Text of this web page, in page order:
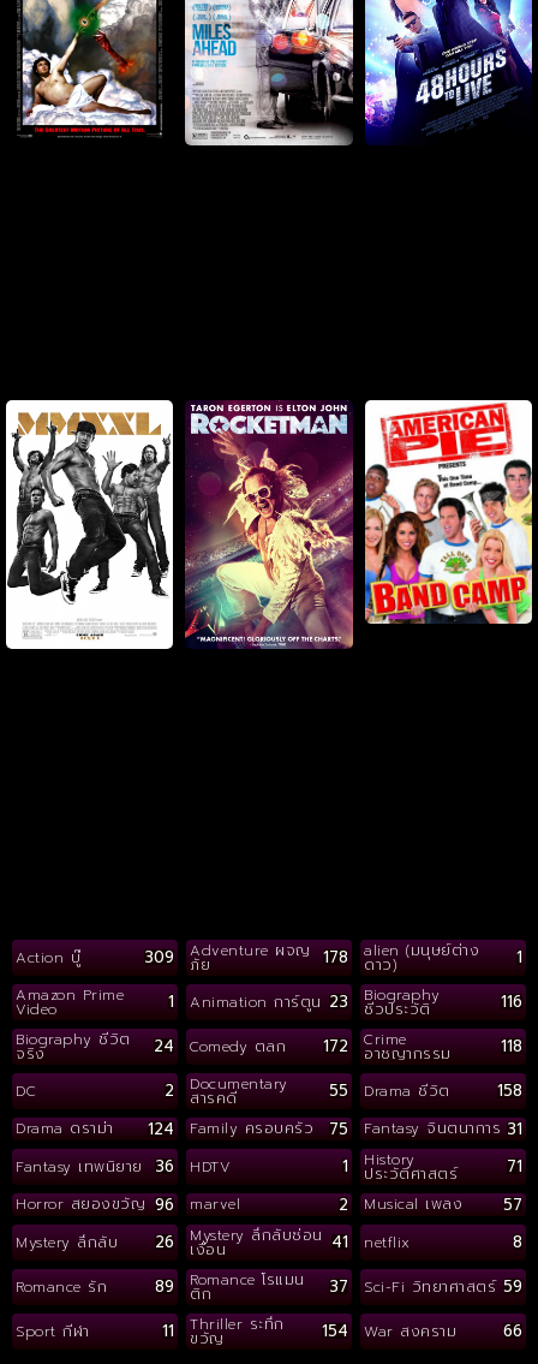
Action บู๊ 309 Adventure ผจญ
ภัย 178 alien (มนุษย์ต่าง
ดาว) 1
Amazon Prime
Video 1 Animation การ์ตูน 23 Biography
ชีวประวัติ 116
Biography ชีวิต
จริง 24 Comedy ตลก 172 Crime
อาชญากรรม 118
DC 2 Documentary
สารคดี 55 Drama ชีวิต 158
Drama ดราม่า 124 Family ครอบครัว 75 Fantasy จินตนาการ 31
Fantasy เทพนิยาย 36 HDTV 1 History
ประวัติศาสตร์ 71
Horror สยองขวัญ 96 marvel 2 Musical เพลง 57
Mystery ลึกลับ 26 Mystery ลึกลับซ่อน
เงื่อน 41 netflix 8
Romance รัก 89 Romance โรแมน
ติก 37 Sci-Fi วิทยาศาสตร์ 59
Sport กีฬา 11 Thriller ระทึก
ขวัญ 154 War สงคราม 66